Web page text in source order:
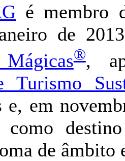
é membro
de
®,
Turismo
e, em
como
de âmbito